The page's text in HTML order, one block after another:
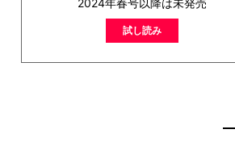
2024年春号以降は未発売
試し読み